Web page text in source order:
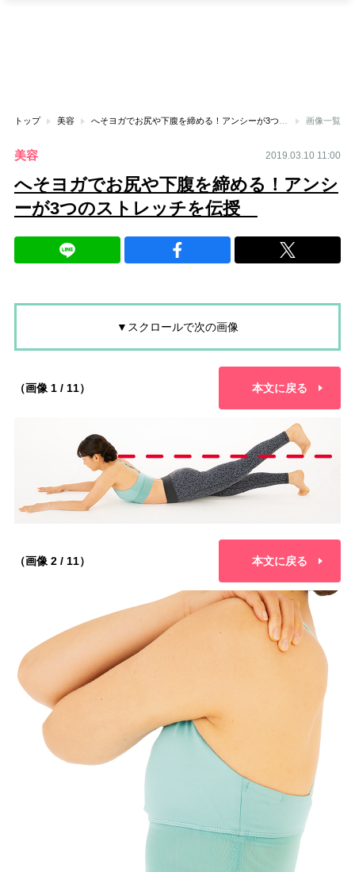
トップ 美容 画像一覧
美容 2019.03.10 11:00
へそヨガでお尻や下腹を締める！アンシ
ーが3つのストレッチを伝授
▼スクロールで次の画像
（画像 1 / 11） 本文に戻る
（画像 2 / 11） 本文に戻る